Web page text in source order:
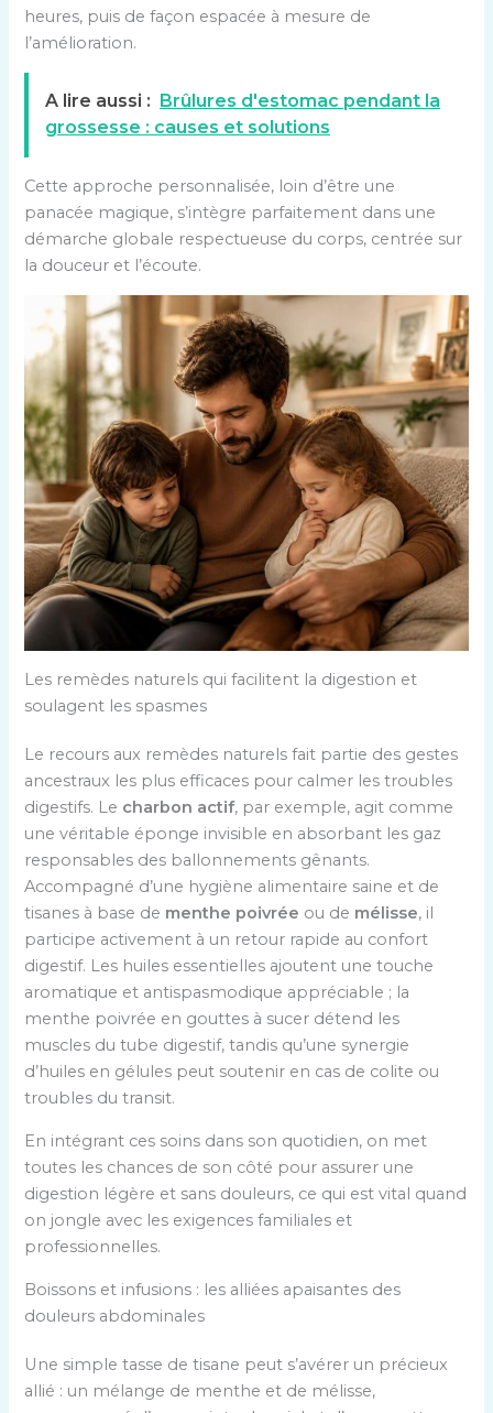
heures, puis de façon espacée à mesure de
l’amélioration.
A lire aussi :
Brûlures d'estomac pendant la
grossesse : causes et solutions
Cette approche personnalisée, loin d’être une
panacée magique, s’intègre parfaitement dans une
démarche globale respectueuse du corps, centrée sur
la douceur et l’écoute.
Les remèdes naturels qui facilitent la digestion et
soulagent les spasmes
Le recours aux remèdes naturels fait partie des gestes
ancestraux les plus efficaces pour calmer les troubles
digestifs. Le charbon actif, par exemple, agit comme
une véritable éponge invisible en absorbant les gaz
responsables des ballonnements gênants.
Accompagné d’une hygiène alimentaire saine et de
tisanes à base de menthe poivrée ou de mélisse, il
participe activement à un retour rapide au confort
digestif. Les huiles essentielles ajoutent une touche
aromatique et antispasmodique appréciable ; la
menthe poivrée en gouttes à sucer détend les
muscles du tube digestif, tandis qu’une synergie
d’huiles en gélules peut soutenir en cas de colite ou
troubles du transit.
En intégrant ces soins dans son quotidien, on met
toutes les chances de son côté pour assurer une
digestion légère et sans douleurs, ce qui est vital quand
on jongle avec les exigences familiales et
professionnelles.
Boissons et infusions : les alliées apaisantes des
douleurs abdominales
Une simple tasse de tisane peut s’avérer un précieux
allié : un mélange de menthe et de mélisse,